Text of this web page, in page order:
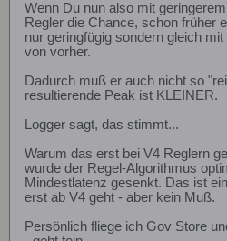
Wenn Du nun also mit
Regler die Chance, schon früher
nur geringfügig sondern gleich
von vorher.
Dadurch muß er auch nicht so
resultierende Peak ist KLEINER.
Logger sagt, das stimmt...
Warum das erst bei V4 Reglern
wurde der Regel-Algorithmus
Mindestlatenz gesenkt. Das ist
erst ab V4 geht - aber kein Muß.
Persönlich fliege ich Gov Store